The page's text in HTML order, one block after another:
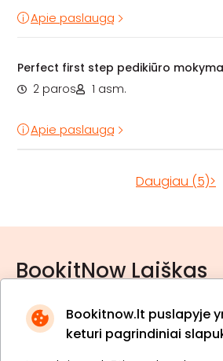
Bookitnow.lt puslapyje
keturi pagrindiniai
Apie paslaugą
Perfect first step pedikiūro
2 paros
1 asm.
Apie paslaugą
Daugiau (5)>
BookitNow Laiškas